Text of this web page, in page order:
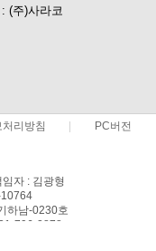
(주)사라코
리방침 PC버전
자 : 김광형
하남-0230호
796-2878